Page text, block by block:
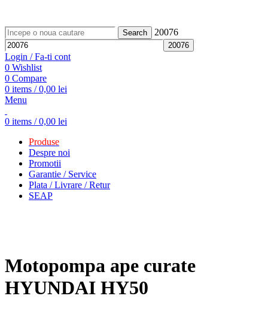
Search 20076
Login / Fa-ti cont
0 Wishlist
0 Compare
0 items / 0,00 lei
Menu
0 items / 0,00 lei
Produse
Despre noi
Promotii
Garantie / Service
Plata / Livrare / Retur
SEAP
Motopompa ape curate
HYUNDAI HY50